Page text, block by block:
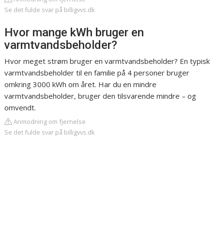
Se det fulde svar på billigvvs.dk
Hvor mange kWh bruger en
varmtvandsbeholder?
Hvor meget strøm bruger en varmtvandsbeholder? En typisk
varmtvandsbeholder til en familie på 4 personer bruger
omkring 3000 kWh om året. Har du en mindre
varmtvandsbeholder, bruger den tilsvarende mindre – og
omvendt.
Anmodning om fjernelse
Se det fulde svar på billigvvs.dk